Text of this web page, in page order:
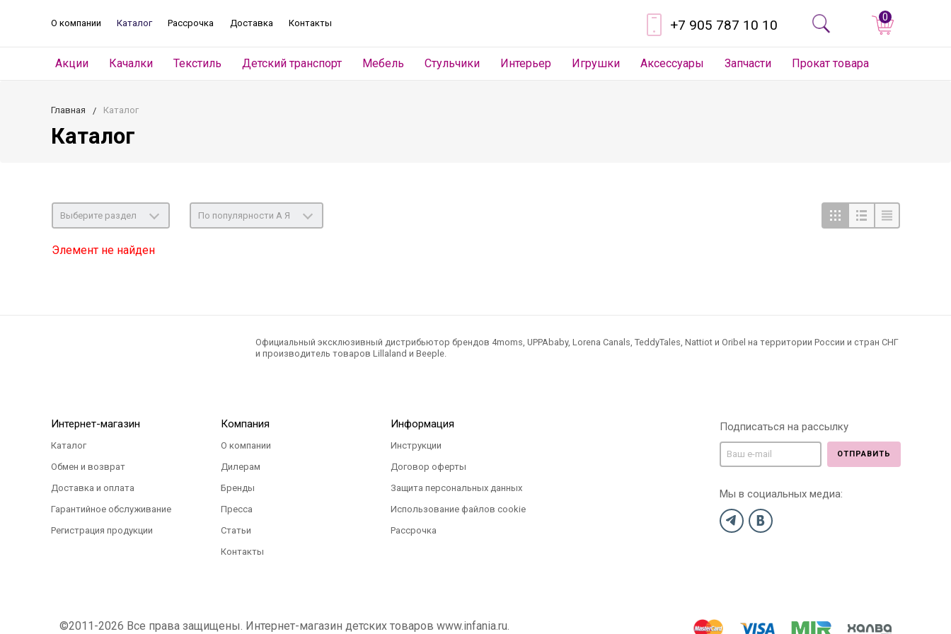
О компании Каталог Рассрочка Доставка Контакты +7 905 787 10 10 0
Акции Качалки Текстиль Детский транспорт Мебель Стульчики Интерьер Игрушки Аксессуары Запчасти Прокат товара
Главная Каталог
Каталог
Выберите раздел По популярности А Я
Элемент не найден
Официальный эксклюзивный дистрибьютор брендов 4moms, UPPAbaby, Lorena Canals, TeddyTales, Nattiot и Oribel на территории России и стран СНГ
и производитель товаров Lillaland и Beeple.
Интернет-магазин
Каталог
Обмен и возврат
Доставка и оплата
Гарантийное обслуживание
Регистрация продукции
Компания
О компании
Дилерам
Бренды
Пресса
Статьи
Контакты
Информация
Инструкции
Договор оферты
Защита персональных данных
Использование файлов cookie
Рассрочка
Подписаться на рассылку
ОТПРАВИТЬ
Мы в социальных медиа:
©2011-2026 Все права защищены. Интернет-магазин детских товаров www.infania.ru.